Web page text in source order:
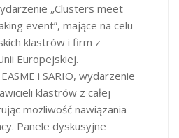
„Clusters meet
event”, mające na celu
klastrów i firm z
Europejskiej.
i SARIO, wydarzenie
klastrów z całej
możliwość nawiązania
Panele dyskusyjne